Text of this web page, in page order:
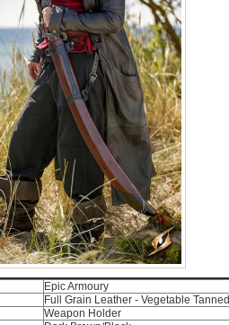
Epic Armoury
Full Grain Leather - Vegetable Tanned
Weapon Holder